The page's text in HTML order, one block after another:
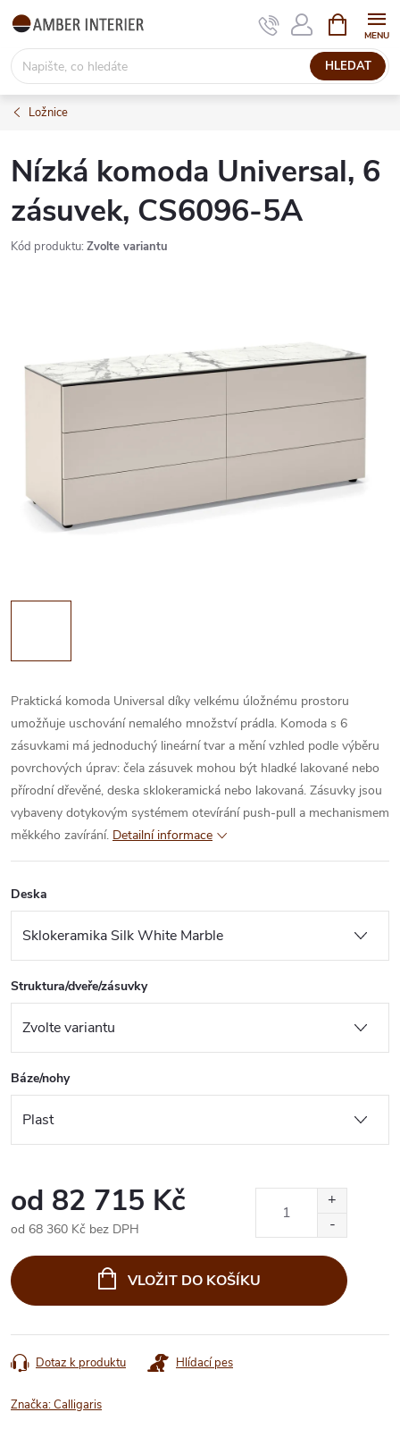
Přejít
obsah
HLEDAT
NÁKUPNÍ
KOŠÍK
Ložnice
Nízká komoda Universal, 6
zásuvek, CS6096-5A
Kód produktu: Zvolte variantu
Praktická komoda Universal díky velkému úložnému prostoru
umožňuje uschování nemalého množství prádla. Komoda s 6
zásuvkami má jednoduchý lineární tvar a mění vzhled podle výběru
povrchových úprav: čela zásuvek mohou být hladké lakované nebo
přírodní dřevěné, deska sklokeramická nebo lakovaná. Zásuvky jsou
vybaveny dotykovým systémem otevírání push-pull a mechanismem
měkkého zavírání. Detailní informace
Deska
Struktura/dveře/zásuvky
Báze/nohy
od 82 715 Kč
od 68 360 Kč bez DPH
cena:
VLOŽIT DO KOŠÍKU
Dotaz k produktu Hlídací pes
Značka:Calligaris